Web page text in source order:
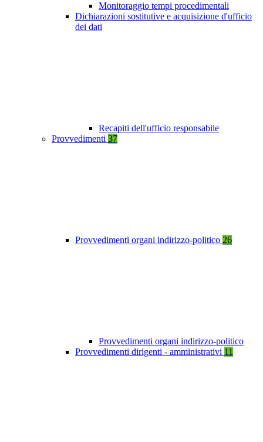
Monitoraggio tempi procedimentali
Dichiarazioni sostitutive e acquisizione d'ufficio
dei dati
Recapiti dell'ufficio responsabile
Provvedimenti 37
Provvedimenti organi indirizzo-politico 26
Provvedimenti organi indirizzo-politico
Provvedimenti dirigenti - amministrativi 11